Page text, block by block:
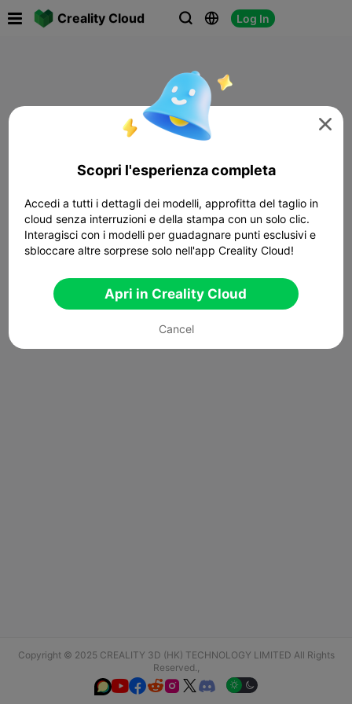
Creality Cloud   Log In
Copyright © 2025 CREALITY 3D (HK) TECHNOLOGY LIMITED All Rights
Reserved.,
  

Scopri l'esperienza completa
Accedi a tutti i dettagli dei modelli, approfitta del taglio in
cloud senza interruzioni e della stampa con un solo clic.
Interagisci con i modelli per guadagnare punti esclusivi e
sbloccare altre sorprese solo nell'app Creality Cloud!
Apri in Creality Cloud
Cancel